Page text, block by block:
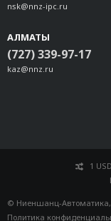
nsk@nnz-ipc.ru
АЛМАТЫ
(727) 339-97-17
kaz@nnz.ru
1
© Ниеншанц-Автоматика,
Политика